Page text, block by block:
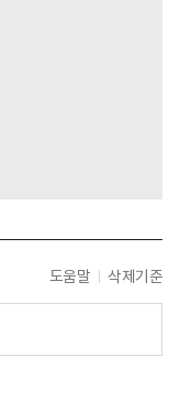
도움말 삭제기준